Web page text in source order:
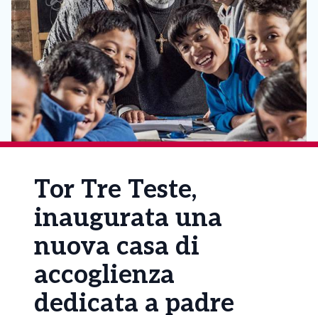
Tor Tre Teste,
inaugurata una
nuova casa di
accoglienza
dedicata a padre